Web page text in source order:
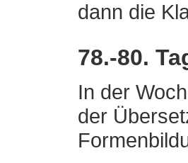
dann die
78.-80.
In der
der